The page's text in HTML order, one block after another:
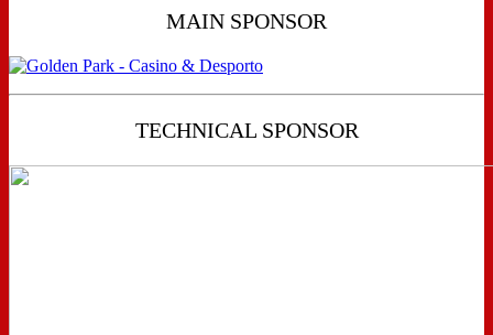
MAIN SPONSOR
TECHNICAL SPONSOR